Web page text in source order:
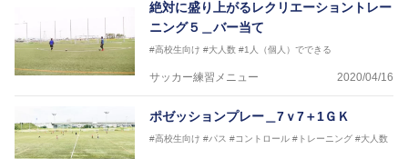
絶対に盛り上がるレクリエーショントレー
ニング５＿バー当て
#高校生向け #大人数 #1人（個人）でできる
サッカー練習メニュー 2020/04/16
ポゼッションプレー＿7ｖ7＋1ＧＫ
#高校生向け #パス #コントロール #トレーニング #大人数